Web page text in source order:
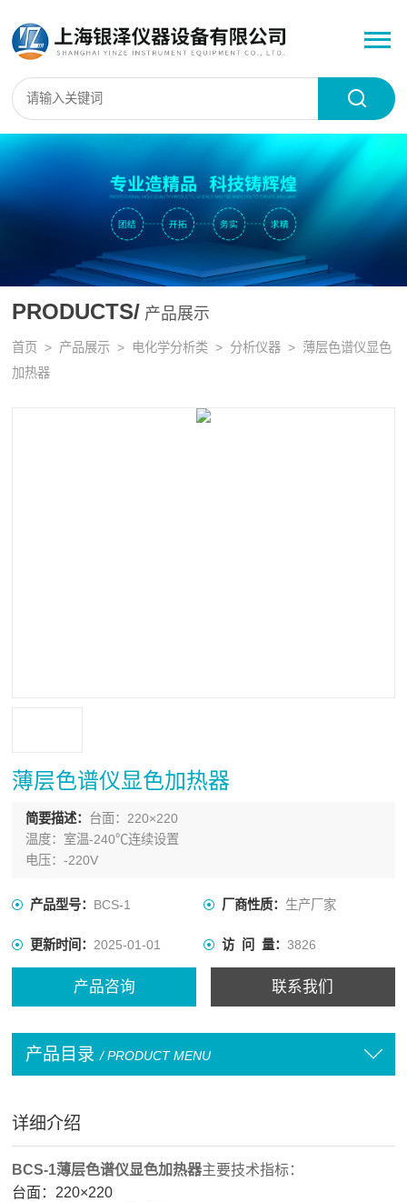
PRODUCTS/ 产品展示
首页 > 产品展示 > 电化学分析类 > 分析仪器 > 薄层色谱仪显色
加热器
薄层色谱仪显色加热器
简要描述： 台面：220×220
温度：室温-240℃连续设置
电压：-220V
产品型号： BCS-1 厂商性质： 生产厂家
更新时间：2025-01-01 访 问 量： 3826
产品咨询 联系我们
产品目录 / PRODUCT MENU
详细介绍
BCS-1薄层色谱仪显色加热器主要技术指标：
台面：220×220